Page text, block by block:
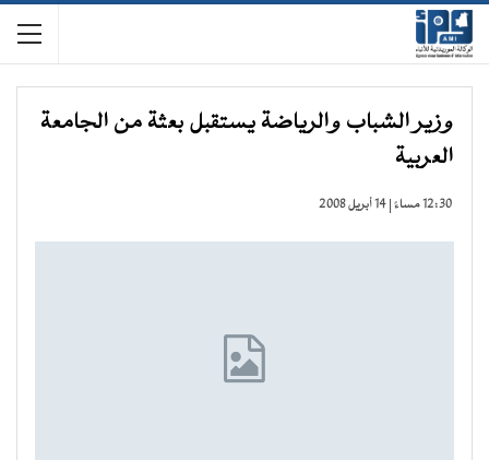
وزير الشباب والرياضة يستقبل بعثة من الجامعة
العربية
12:30 مساءً | 14 أبريل 2008